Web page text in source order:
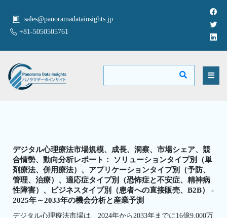
sales@panoramadatainsights.jp
+81-5050505761
デジタル心理療法市場規模、成長、洞察、市場シェア、競
合情勢、動向分析レポート： ソリューションタイプ別（単
剤療法、併用療法）、アプリケーションタイプ別（予防、
管理、治療）、適応症タイプ別（恐怖症と不安症、精神病
性障害）、ビジネスタイプ別（患者への直接販売、B2B） -
2025年～2033年の機会分析と産業予測
デジタル心理療法市場は、2024年から2033年までに16億9,000万